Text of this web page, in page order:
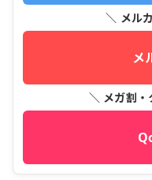
＼ メル
メ
＼ メガ割